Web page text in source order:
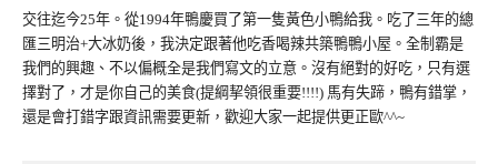
交往迄今25年。從1994年鴨慶買了第一隻黃色小鴨給我。吃了三年的總
匯三明治+大冰奶後，我決定跟著他吃香喝辣共築鴨鴨小屋。全制霸是
我們的興趣、不以偏概全是我們寫文的立意。沒有絕對的好吃，只有選
擇對了，才是你自己的美食(提綱挈領很重要!!!!) 馬有失蹄，鴨有錯掌，
還是會打錯字跟資訊需要更新，歡迎大家一起提供更正歐^^~